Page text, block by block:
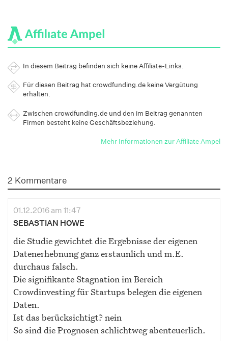
In diesem Beitrag befinden sich keine Affiliate-Links.
Für diesen Beitrag hat crowdfunding.de keine Vergütung
erhalten.
Zwischen crowdfunding.de und den im Beitrag genannten
Firmen besteht keine Geschäftsbeziehung.
Mehr Informationen zur Affiliate Ampel
2 Kommentare
01.12.2016 am 11:47
SEBASTIAN HOWE
die Studie gewichtet die Ergebnisse der eigenen
Datenerhebnung ganz erstaunlich und m.E.
durchaus falsch.
Die signifikante Stagnation im Bereich
Crowdinvesting für Startups belegen die eigenen
Daten.
Ist das berücksichtigt? nein
So sind die Prognosen schlichtweg abenteuerlich.